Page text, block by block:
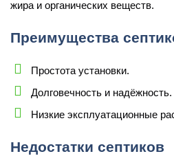
жира и органических веществ.
Преимущества
Простота установки.
Долговечность и надёжность.
Низкие эксплуатационные
Недостатки септиков